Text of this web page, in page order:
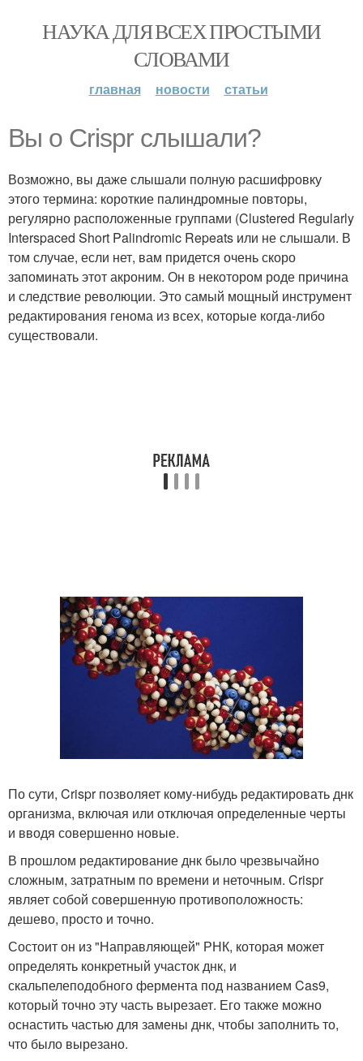
НАУКА ДЛЯ ВСЕХ ПРОСТЫМИ
СЛОВАМИ
главная новости статьи
Вы о Crispr слышали?
Возможно, вы даже слышали полную расшифровку
этого термина: короткие палиндромные повторы,
регулярно расположенные группами (Clustered Regularly
Interspaced Short Palindromic Repeats или не слышали. В
том случае, если нет, вам придется очень скоро
запоминать этот акроним. Он в некотором роде причина
и следствие революции. Это самый мощный инструмент
редактирования генома из всех, которые когда-либо
существовали.
По сути, Crispr позволяет кому-нибудь редактировать днк
организма, включая или отключая определенные черты
и вводя совершенно новые.
В прошлом редактирование днк было чрезвычайно
сложным, затратным по времени и неточным. Crispr
являет собой совершенную противоположность:
дешево, просто и точно.
Состоит он из "Направляющей" РНК, которая может
определять конкретный участок днк, и
скальпелеподобного фермента под названием Cas9,
который точно эту часть вырезает. Его также можно
оснастить частью для замены днк, чтобы заполнить то,
что было вырезано.